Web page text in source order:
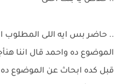
.. حاضر بس ايه اللى المطلوب
الموضوع ده واحمد قال اننا
قبل كده ابحاث عن الموضوع